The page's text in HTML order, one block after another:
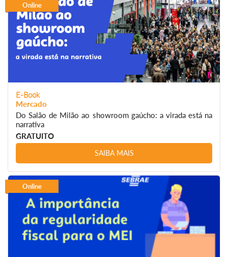
Online
E-Book
Mercado
Do Salão de Milão ao showroom gaúcho: a virada está na
narrativa
GRATUITO
SAIBA MAIS
Online